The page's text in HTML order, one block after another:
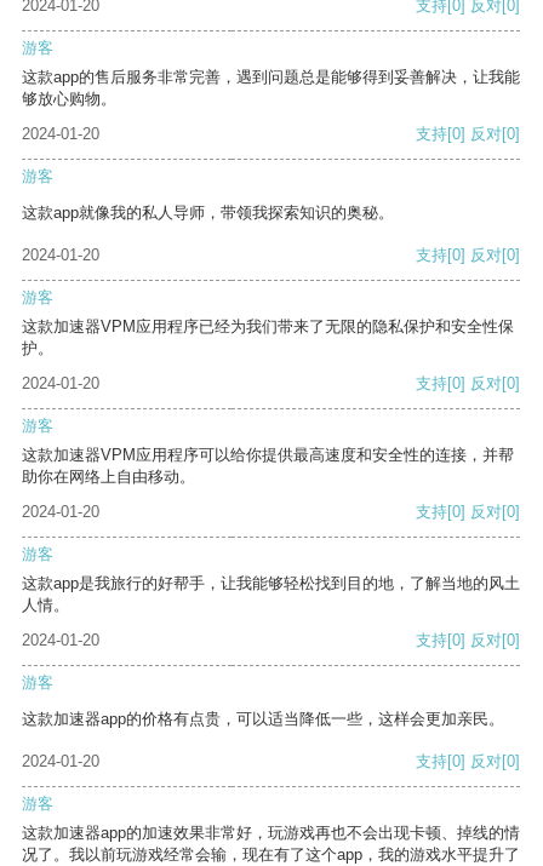
2024-01-20 支持 [0] 反对 [0]
游客
这款app的售后服务非常完善，遇到问题总是能够得到妥善解决，让我能
够放心购物。
2024-01-20
支持[0] 反对[0]
游客
这款app就像我的私人导师，带领我探索知识的奥秘。
2024-01-20 支持[0] 反对[0]
游客
这款加速器VPM应用程序已经为我们带来了无限的隐私保护和安全性保
护。
2024-01-20
支持[0] 反对[0]
游客
这款加速器VPM应用程序可以给你提供最高速度和安全性的连接，并帮
助你在网络上自由移动。
2024-01-20
支持[0] 反对[0]
游客
这款app是我旅行的好帮手，让我能够轻松找到目的地，了解当地的风土
人情。
2024-01-20
支持[0] 反对[0]
游客
这款加速器app的价格有点贵，可以适当降低一些，这样会更加亲民。
2024-01-20 支持[0] 反对[0]
游客
这款加速器app的加速效果非常好，玩游戏再也不会出现卡顿、掉线的情
况了。我以前玩游戏经常会输，现在有了这个app，我的游戏水平提升了